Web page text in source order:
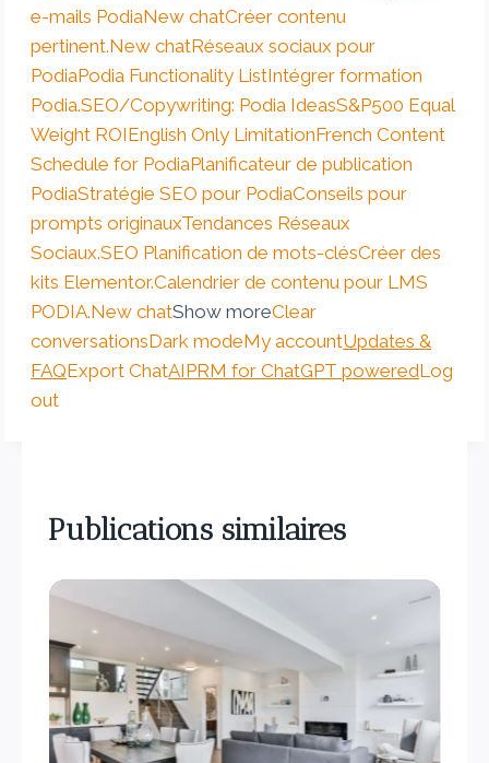
e-mails PodiaNew chatCréer contenu
pertinent.New chatRéseaux sociaux pour
PodiaPodia Functionality ListIntégrer formation
Podia.SEO/Copywriting: Podia IdeasS&P500 Equal
Weight ROIEnglish Only LimitationFrench Content
Schedule for PodiaPlanificateur de publication
PodiaStratégie SEO pour PodiaConseils pour
prompts originauxTendances Réseaux
Sociaux.SEO Planification de mots-clésCréer des
kits Elementor.Calendrier de contenu pour LMS
PODIA.New chatShow moreClear
conversationsDark modeMy accountUpdates &
FAQExport ChatAIPRM for ChatGPT poweredLog
out
Publications similaires